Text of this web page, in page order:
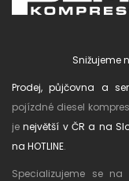
Snižujeme
Prodej, půjčovna a
pojízdné diesel
jenejvětší v ČR a na
na HOTLINE.
Specializujeme se